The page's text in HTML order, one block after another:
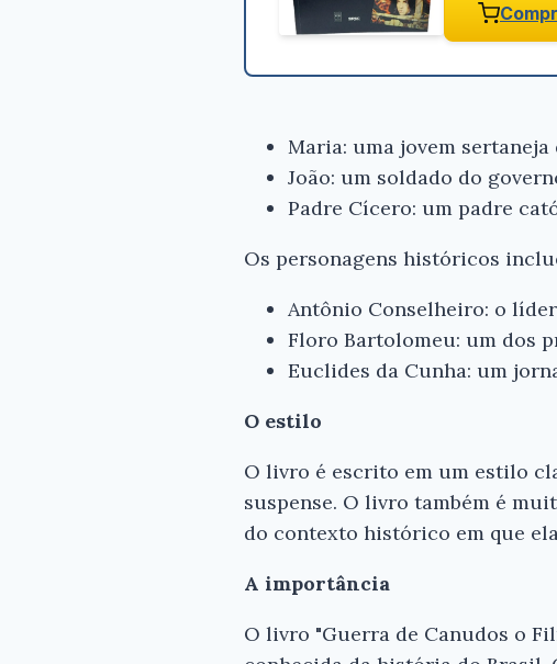
Maria: uma jovem
João: um soldado do
Padre Cícero: um padre
Os personagens históricos
Antônio Conselheiro: o
Floro Bartolomeu: um dos
Euclides da Cunha: um
O estilo
O livro é escrito em um estilo
suspense. O livro também é
do contexto histórico em que
A importância
O livro "Guerra de Canudos o